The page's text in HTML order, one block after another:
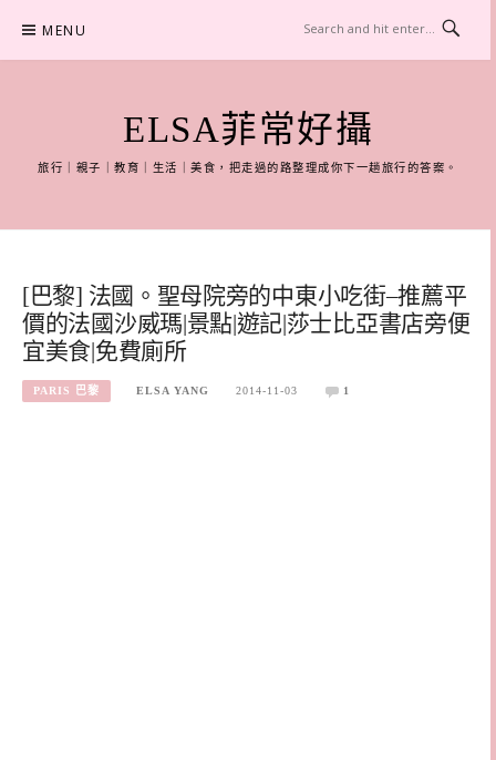
content
MENU
ELSA菲常好攝
旅行｜親子｜教育｜生活｜美食，把走過的路整理成你下一趟旅行的答案。
[巴黎] 法國。聖母院旁的中東小吃街–推薦平
價的法國沙威瑪|景點|遊記|莎士比亞書店旁便
宜美食|免費廁所
PARIS 巴黎 ELSA YANG 2014-11-03 1